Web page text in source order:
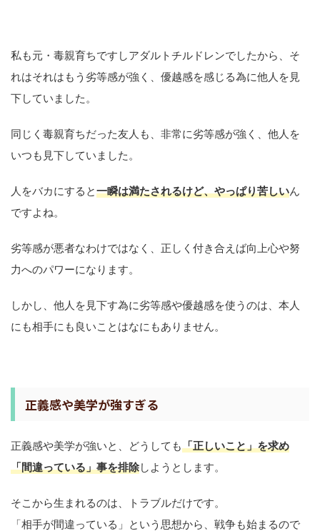
私も元・毒親育ちですしアダルトチルドレンでしたから、そ
れはそれはもう劣等感が強く、優越感を感じる為に他人を見
下していました。
同じく毒親育ちだった友人も、非常に劣等感が強く、他人を
いつも見下していました。
人をバカにすると一瞬は満たされるけど、やっぱり苦しいん
ですよね。
劣等感が悪者なわけではなく、正しく付き合えば向上心や努
力へのパワーになります。
しかし、他人を見下す為に劣等感や優越感を使うのは、本人
にも相手にも良いことはなにもありません。
正義感や美学が強すぎる
正義感や美学が強いと、どうしても「正しいこと」を求め
「間違っている」事を排除しようとします。
そこから生まれるのは、トラブルだけです。
「相手が間違っている」という思想から、戦争も始まるので